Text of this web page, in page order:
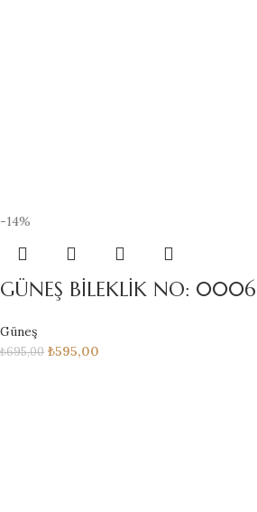
-14%
GÜNEŞ BİLEKLİK NO: 0006
Güneş
₺695,00 ₺595,00